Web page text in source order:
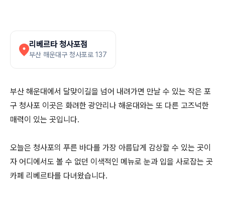
리베르타 청사포점
부산 해운대구 청사포로 137
부산 해운대에서 달맞이길을 넘어 내려가면 만날 수 있는 작은 포
구 청사포 이곳은 화려한 광안리나 해운대와는 또 다른 고즈넉한
매력이 있는 곳입니다.
오늘은 청사포의 푸른 바다를 가장 아름답게 감상할 수 있는 곳이
자 어디에서도 볼 수 없던 이색적인 메뉴로 눈과 입을 사로잡는 곳
카페 리베르타를 다녀왔습니다.